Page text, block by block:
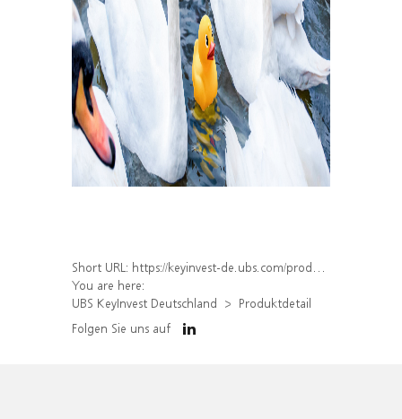
Short URL: https://keyinvest-de.ubs.com/produkt/detail/index/isin/DE000WA5YMJ6
You are here:
UBS KeyInvest Deutschland
Produktdetail
Folgen Sie uns auf